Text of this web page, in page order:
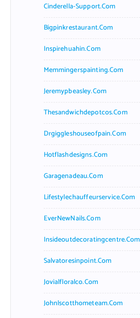
Cinderella-Support.com
Bigpinkrestaurant.com
Inspirehuahin.com
Memmingerspainting.com
Jeremypbeasley.com
Thesandwichdepotcos.com
Drgiggleshouseofpain.com
Hotflashdesigns.com
Garagenadeau.com
Lifestylechauffeurservice.com
EverNewNails.com
Insideoutdecoratingcentre.com
Salvatoresinpoint.com
Jovialfloralco.com
Johnlscotthometeam.com